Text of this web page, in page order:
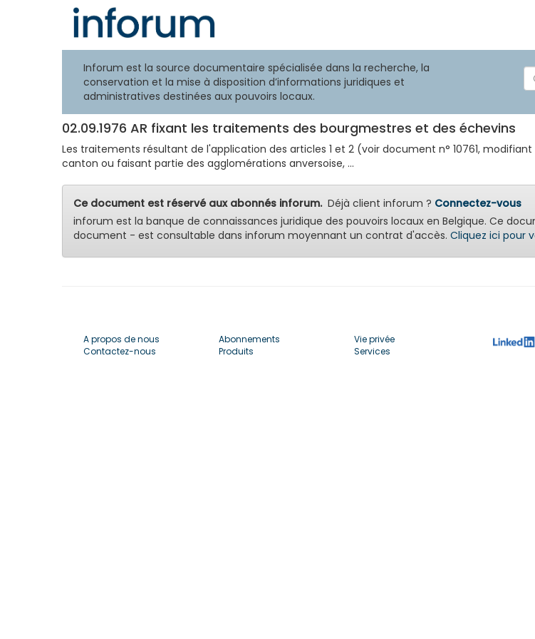
Inforum est la source documentaire spécialisée dans la recherche, la
conservation et la mise à disposition d’informations juridiques et
administratives destinées aux pouvoirs locaux.
02.09.1976 AR fixant les traitements des bourgmestres et des échevins
Les traitements résultant de l'application des articles 1 et 2 (voir document n° 10761,
canton ou faisant partie des agglomérations anversoise, ...
Ce document est réservé aux abonnés inforum.Déjà client inforum ? Connectez-vous
inforum est la banque de connaissances juridique des pouvoirs locaux en Belgique. Ce
document - est consultable dans inforum moyennant un contrat d'accès. Cliquez ici pour
A propos de nous
Contactez-nous
Abonnements
Produits
Vie privée
Services